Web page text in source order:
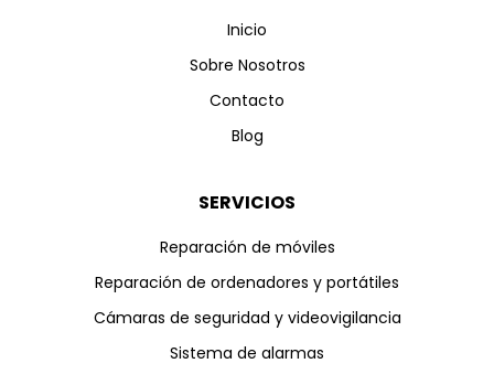
Inicio
Sobre Nosotros
Contacto
Blog
SERVICIOS
Reparación de móviles
Reparación de ordenadores y portátiles
Cámaras de seguridad y videovigilancia
Sistema de alarmas